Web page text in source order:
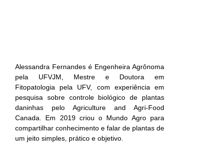
Alessandra Fernandes é Engenheira Agrônoma
pela UFVJM, Mestre e Doutora em
Fitopatologia pela UFV, com experiência em
pesquisa sobre controle biológico de plantas
daninhas pelo Agriculture and Agri-Food
Canada. Em 2019 criou o Mundo Agro para
compartilhar conhecimento e falar de plantas de
um jeito simples, prático e objetivo.